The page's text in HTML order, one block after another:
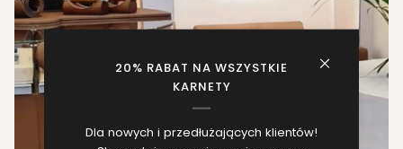
20% RABAT NA WSZYSTKIE
KARNETY
Dla nowych i przedłużających klientów!